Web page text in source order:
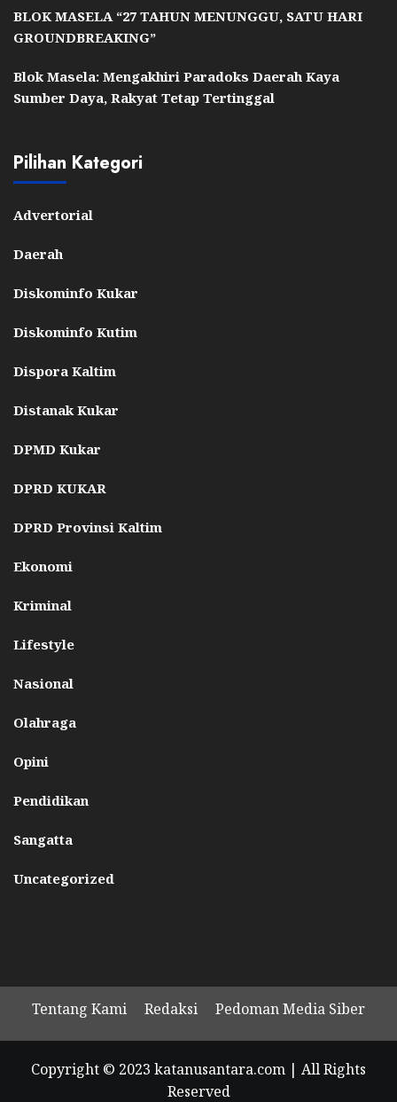
BLOK MASELA “27 TAHUN MENUNGGU, SATU HARI
GROUNDBREAKING”
Blok Masela: Mengakhiri Paradoks Daerah Kaya
Sumber Daya, Rakyat Tetap Tertinggal
Pilihan Kategori
Advertorial
Daerah
Diskominfo Kukar
Diskominfo Kutim
Dispora Kaltim
Distanak Kukar
DPMD Kukar
DPRD KUKAR
DPRD Provinsi Kaltim
Ekonomi
Kriminal
Lifestyle
Nasional
Olahraga
Opini
Pendidikan
Sangatta
Uncategorized
Tentang Kami Redaksi Pedoman Media Siber
Copyright © 2023 katanusantara.com | All Rights
Reserved